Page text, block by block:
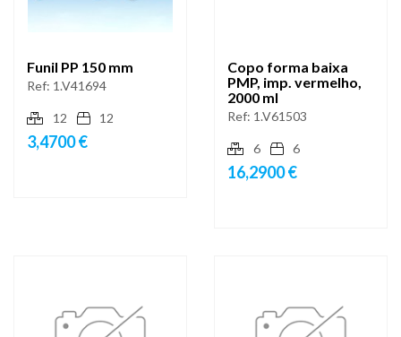
Funil PP 150 mm
Ref: 1.V41694
12 12
3,4700 €
Copo forma baixa
PMP, imp. vermelho,
2000 ml
Ref: 1.V61503
6 6
16,2900 €